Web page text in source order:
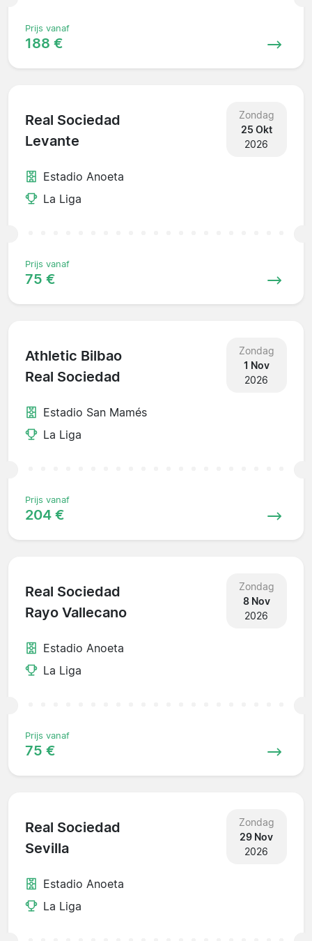
Prijs vanaf
188 €
Real Sociedad
Levante
Zondag
25 Okt
2026
Estadio Anoeta
La Liga
Prijs vanaf
75 €
Athletic Bilbao
Real Sociedad
Zondag
1 Nov
2026
Estadio San Mamés
La Liga
Prijs vanaf
204 €
Real Sociedad
Rayo Vallecano
Zondag
8 Nov
2026
Estadio Anoeta
La Liga
Prijs vanaf
75 €
Real Sociedad
Sevilla
Zondag
29 Nov
2026
Estadio Anoeta
La Liga